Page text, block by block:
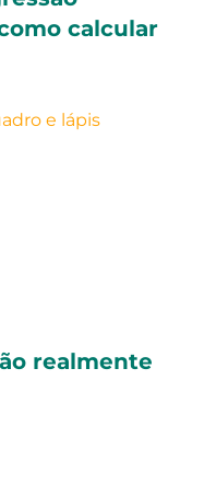
calcular
realmente